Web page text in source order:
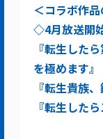
＜コラボ作品
◇4月放送開
『転生した
を極めます』
『転生貴族
『転生した